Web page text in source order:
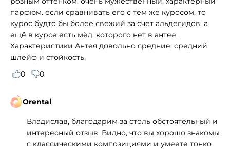
парфюм. если сравнивать его с тем же куросом, то
курос будто бы более свежий за счёт альдегидов, а
ещё в курсе есть мёд, которого нет в антее.
Характеристики Антея довольно средние, средний
шлейф и стойкость.
0
0
Orental
Владислав, благодарим за столь обстоятельный и
интересный отзыв. Видно, что вы хорошо знакомы
с классическими композициями и умеете тонко